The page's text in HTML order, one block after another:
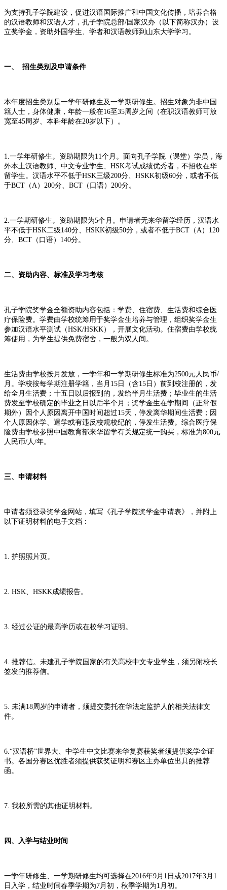
为支持孔子学院建设，促进汉语国际推广和中国文化传播，培养合格
的汉语教师和汉语人才，孔子学院总部/国家汉办（以下简称汉办）设
立奖学金，资助外国学生、学者和汉语教师到山东大学学习。
一、 招生类别及申请条件
本年度招生类别是一学年研修生及一学期研修生。招生对象为非中国
籍人士，身体健康，年龄一般在16至35周岁之间（在职汉语教师可放
宽至45周岁、本科年龄在20岁以下）。
1.一学年研修生。资助期限为11个月。面向孔子学院（课堂）学员，海
外本土汉语教师、中文专业学生、HSK考试成绩优秀者，不招收在华
留学生。汉语水平不低于HSK三级200分、HSKK初级60分，或者不低
于BCT（A）200分、BCT（口语）200分。
2.一学期研修生。资助期限为5个月。申请者无来华留学经历，汉语水
平不低于HSK二级140分、HSKK初级50分，或者不低于BCT（A）120
分、BCT（口语）140分。
二、资助内容、标准及学习考核
孔子学院奖学金全额资助内容包括：学费、住宿费、生活费和综合医
疗保险费。学费由学校统筹用于奖学金生培养与管理，组织奖学金生
参加汉语水平测试（HSK/HSKK），开展文化活动。住宿费由学校统
筹使用，为学生提供免费宿舍，一般为双人间。
生活费由学校按月发放，一学年和一学期研修生标准为2500元人民币/
月。学校按每学期注册学籍，当月15日（含15日）前到校注册的，发
给全月生活费；十五日以后报到的，发给半月生活费；毕业生的生活
费发至学校确定的毕业之日以后半个月；奖学金生在学期间（正常假
期外）因个人原因离开中国时间超过15天，停发离华期间生活费；因
个人原因休学、退学或有违反校规校纪的，停发生活费。综合医疗保
险费由学校参照中国教育部来华留学有关规定统一购买，标准为800元
人民币/人/年。
三、申请材料
申请者须登录奖学金网站，填写《孔子学院奖学金申请表》，并附上
以下证明材料的电子文档：
1. 护照照片页。
2. HSK、HSKK成绩报告。
3. 经过公证的最高学历或在校学习证明。
4. 推荐信。未建孔子学院国家的有关高校中文专业学生，须另附校长
签发的推荐信。
5. 未满18周岁的申请者，须提交委托在华法定监护人的相关法律文
件。
6.“汉语桥”世界大、中学生中文比赛来华复赛获奖者须提供奖学金证
书。各国分赛区优胜者须提供获奖证明和赛区主办单位出具的推荐
函。
7. 我校所需的其他证明材料。
四、入学与结业时间
一学年研修生、一学期研修生均可选择在2016年9月1日或2017年3月1
日入学，结业时间春季学期为7月初，秋季学期为1月初。